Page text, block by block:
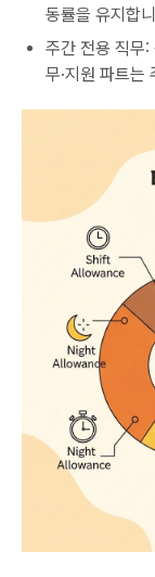
동률을 유지합
주간 전용 직무:
무·지원 파트는